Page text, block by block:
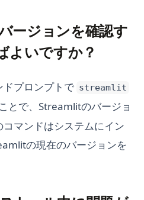
ージョンを確認す
よいですか？
ドプロンプトで streamlit
とで、Streamlitのバージョ
マンドはシステムにイン
の現在のバージョンを